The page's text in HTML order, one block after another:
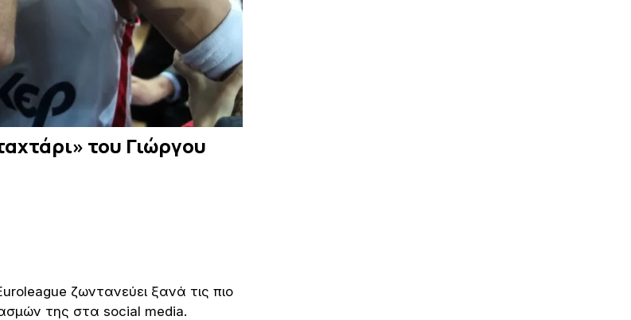
του Γιώργου
ζωντανεύει ξανά τις πιο
της στα social media.